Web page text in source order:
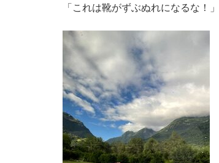
「これは靴がずぶぬれになるな！